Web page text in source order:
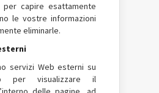
capire esattamente
le vostre informazioni
eliminarle.
servizi Web esterni su
per visualizzare il